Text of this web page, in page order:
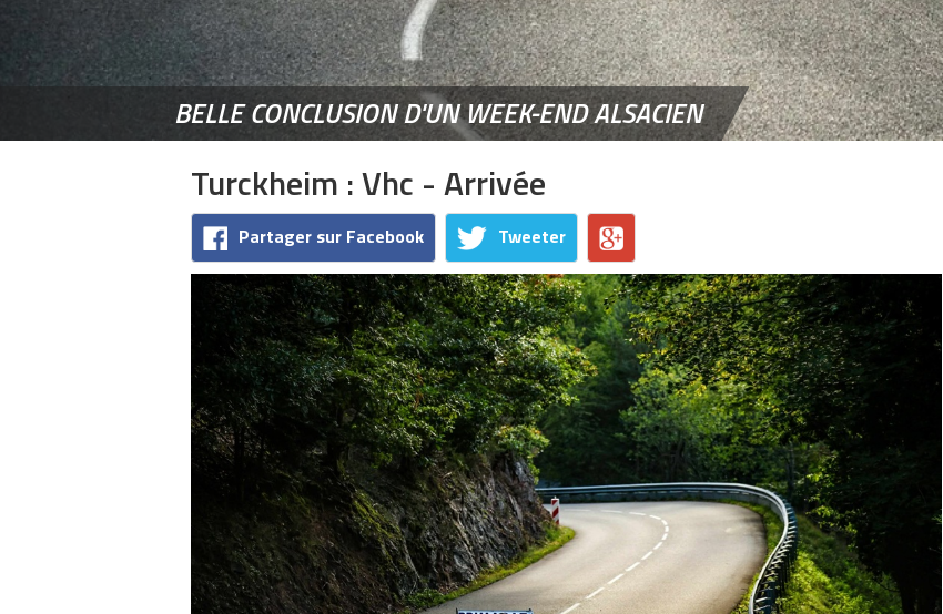
BELLE CONCLUSION D'UN WEEK-END ALSACIEN
Turckheim : Vhc - Arrivée
Partager sur Facebook Tweeter